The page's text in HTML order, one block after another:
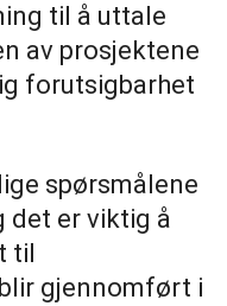
til å uttale
av prosjektene
forutsigbarhet
spørsmålene
det er viktig å
til
gjennomført i